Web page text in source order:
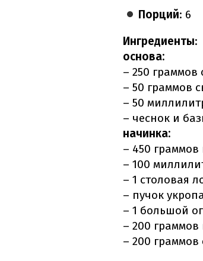
Порций: 6
Ингредиенты:
основа:
– 250 граммов
– 50 граммов
– 50
– чеснок и
начинка:
– 450
– 100
– 1 столовая
– пучок
– 1 большой
– 200 граммов
– 200 граммов